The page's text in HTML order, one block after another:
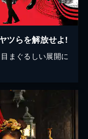
ツらを解放せよ!
まぐるしい展開に